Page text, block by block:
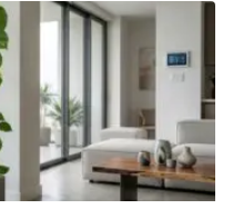
bladder/symptoms-
Horowitz, I. R. (2006).
31632-3